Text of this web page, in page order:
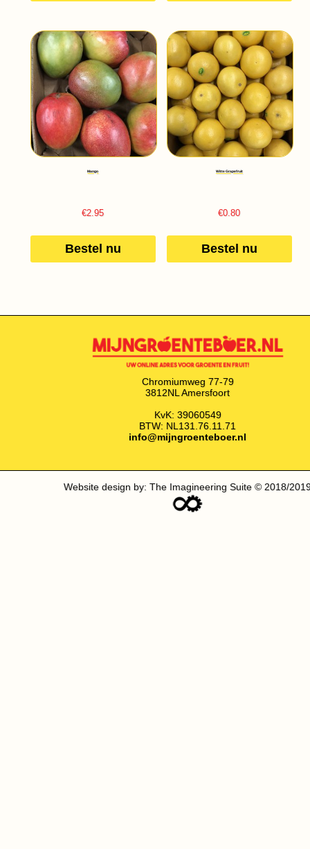
Mango
€2.95
Bestel nu
Witte Grapefruit
€0.80
Bestel nu
Chromiumweg 77-79
3812NL Amersfoort
KvK: 39060549
BTW: NL131.76.11.71
info@mijngroenteboer.nl
Website design by: The Imagineering Suite © 2018/